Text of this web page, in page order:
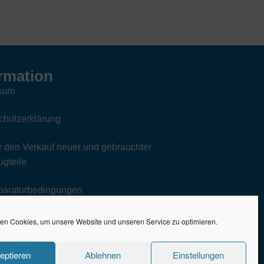
Cookies, um unsere Website und unseren Service zu optimieren.
Ablehnen Einstellungen
den Verkauf neuer und gebrauchter